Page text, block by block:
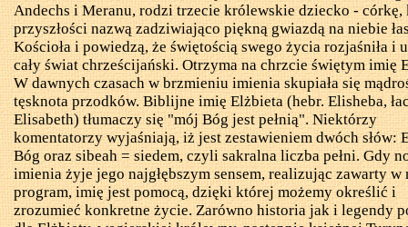
Andechs i Meranu, rodzi trzecie królewskie dziecko - córkę,
przyszłości nazwą zadziwiająco piękną gwiazdą na niebie
Kościoła i powiedzą, że świętością swego życia rozjaśniła i
cały świat chrześcijański. Otrzyma na chrzcie świętym imię
W dawnych czasach w brzmieniu imienia skupiała się
tęsknota przodków. Biblijne imię Elżbieta (hebr.Elisheba,
Elisabeth) tłumaczy się "mój Bóg jest pełnią". Niektórzy
komentatorzy wyjaśniają, iż jest zestawieniem dwóch słów:
Bóg orazsibeah = siedem, czyli sakralna liczba pełni. Gdy
imienia żyje jego najgłębszym sensem, realizując zawarty w
program, imię jest pomocą, dzięki której możemy określić i
zrozumieć konkretne życie. Zarówno historia jak i legendy